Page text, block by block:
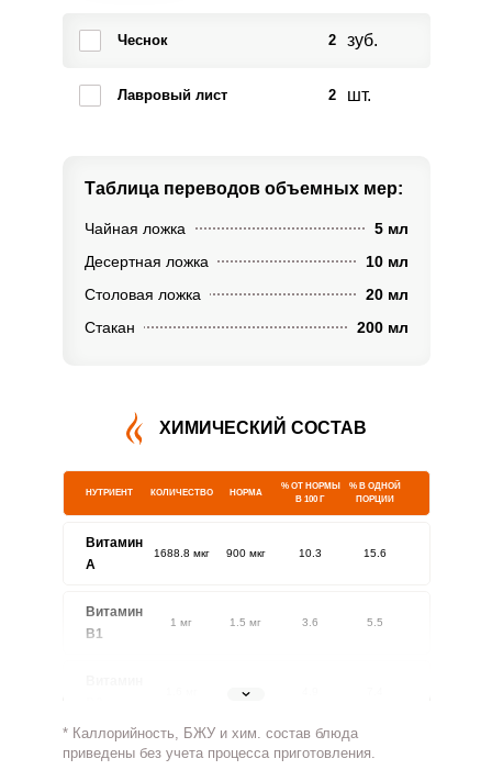
Чеснок 2 зуб.
Лавровый лист 2 шт.
Таблица переводов объемных мер:
Чайная ложка
5 мл
Десертная ложка
10 мл
Столовая ложка
20 мл
Стакан
200 мл
ХИМИЧЕСКИЙ СОСТАВ
НУТРИЕНТ КОЛИЧЕСТВО НОРМА
% ОТ НОРМЫ
В 100 Г
% В ОДНОЙ
ПОРЦИИ
Витамин
A
1688.8 мкг 900 мкг 10.3 15.6
Витамин
В1
1 мг 1.5 мг 3.6 5.5
1.8 мг
Витамин
94.7 мг 500 мг 1 1.6
* Каллорийность, БЖУ и хим. состав блюда
приведены без учета процесса приготовления.